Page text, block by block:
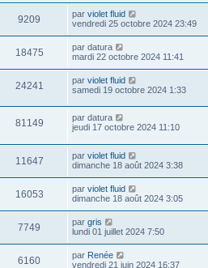
9209 par violet fluid
vendredi 25 octobre 2024 23:49
18475 par datura
mardi 22 octobre 2024 11:41
24241 par violet fluid
samedi 19 octobre 2024 1:33
81149 par datura
jeudi 17 octobre 2024 11:10
11647 par violet fluid
dimanche 18 août 2024 3:38
16053 par violet fluid
dimanche 18 août 2024 3:05
7749 par gris
lundi 01 juillet 2024 7:50
6160 par Renée
vendredi 21 juin 2024 16:37